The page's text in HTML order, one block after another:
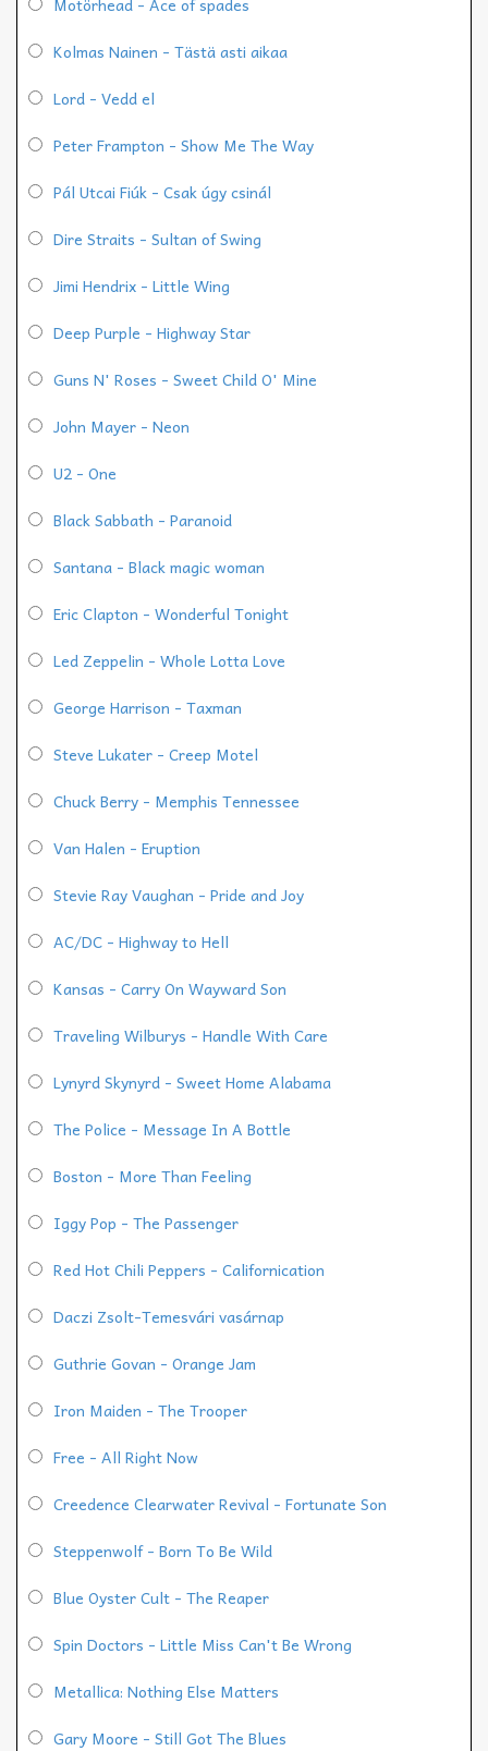
Kolmas Nainen - Tästä asti aikaa
Lord - Vedd el
Peter Frampton - Show Me The Way
Pál Utcai Fiúk - Csak úgy csinál
Dire Straits - Sultan of Swing
Jimi Hendrix - Little Wing
Deep Purple - Highway Star
Guns N' Roses - Sweet Child O' Mine
John Mayer - Neon
U2 - One
Black Sabbath - Paranoid
Santana - Black magic woman
Eric Clapton - Wonderful Tonight
Led Zeppelin - Whole Lotta Love
George Harrison - Taxman
Steve Lukater - Creep Motel
Chuck Berry - Memphis Tennessee
Van Halen - Eruption
Stevie Ray Vaughan - Pride and Joy
AC/DC - Highway to Hell
Kansas - Carry On Wayward Son
Traveling Wilburys - Handle With Care
Lynyrd Skynyrd - Sweet Home Alabama
The Police - Message In A Bottle
Boston - More Than Feeling
Iggy Pop - The Passenger
Red Hot Chili Peppers - Californication
Daczi Zsolt-Temesvári vasárnap
Guthrie Govan - Orange Jam
Iron Maiden - The Trooper
Free - All Right Now
Creedence Clearwater Revival - Fortunate Son
Steppenwolf - Born To Be Wild
Blue Oyster Cult - The Reaper
Spin Doctors - Little Miss Can't Be Wrong
Metallica: Nothing Else Matters
Gary Moore - Still Got The Blues